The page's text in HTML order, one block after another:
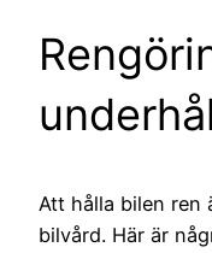
Att hålla bilen ren
bilvård. Här är